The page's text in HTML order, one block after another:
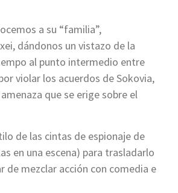
a su “familia”,
dándonos un vistazo de la
al punto intermedio entre
violar los acuerdos de Sokovia,
que se erige sobre el
de las cintas de espionaje de
en una escena) para trasladarlo
mezclar acción con comedia e